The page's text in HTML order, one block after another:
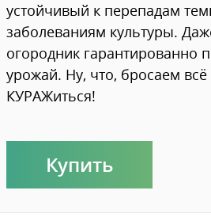
устойчивый к перепадам
заболеваниям культуры.
огородник гарантированно
урожай. Ну, что, бросаем всё
КУРАЖиться!
Купить